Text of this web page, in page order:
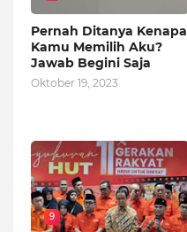
Pernah Ditanya Kenapa
Kamu Memilih Aku?
Jawab Begini Saja
Oktober 19, 2023
9